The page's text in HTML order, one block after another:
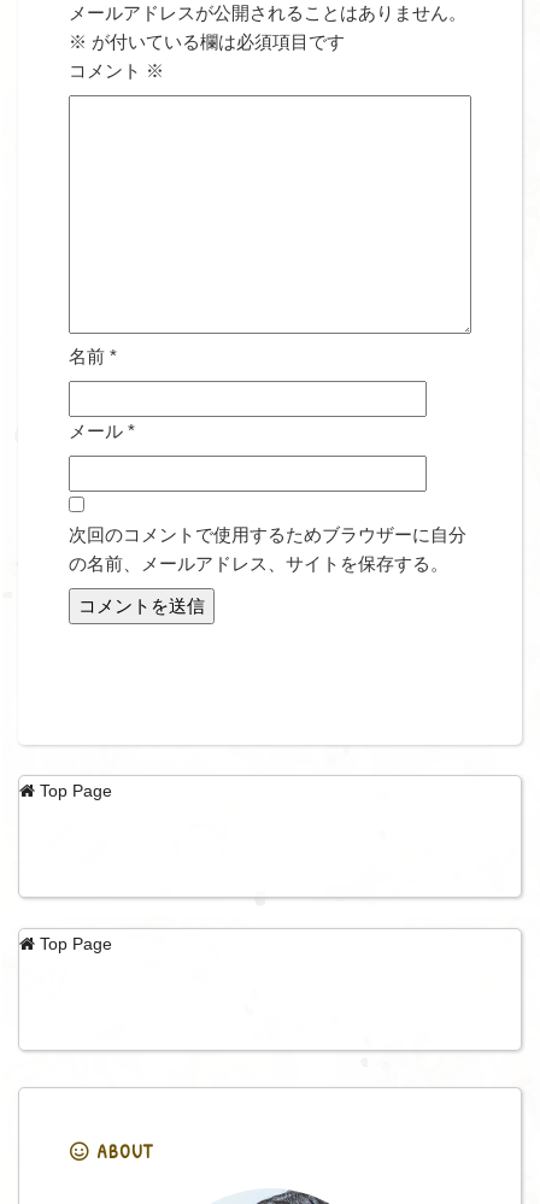
メールアドレスが公開されることはありません。
※ が付いている欄は必須項目です
コメント ※
名前 *
メール *
次回のコメントで使用するためブラウザーに自分
の名前、メールアドレス、サイトを保存する。
Top Page
Top Page
ABOUT